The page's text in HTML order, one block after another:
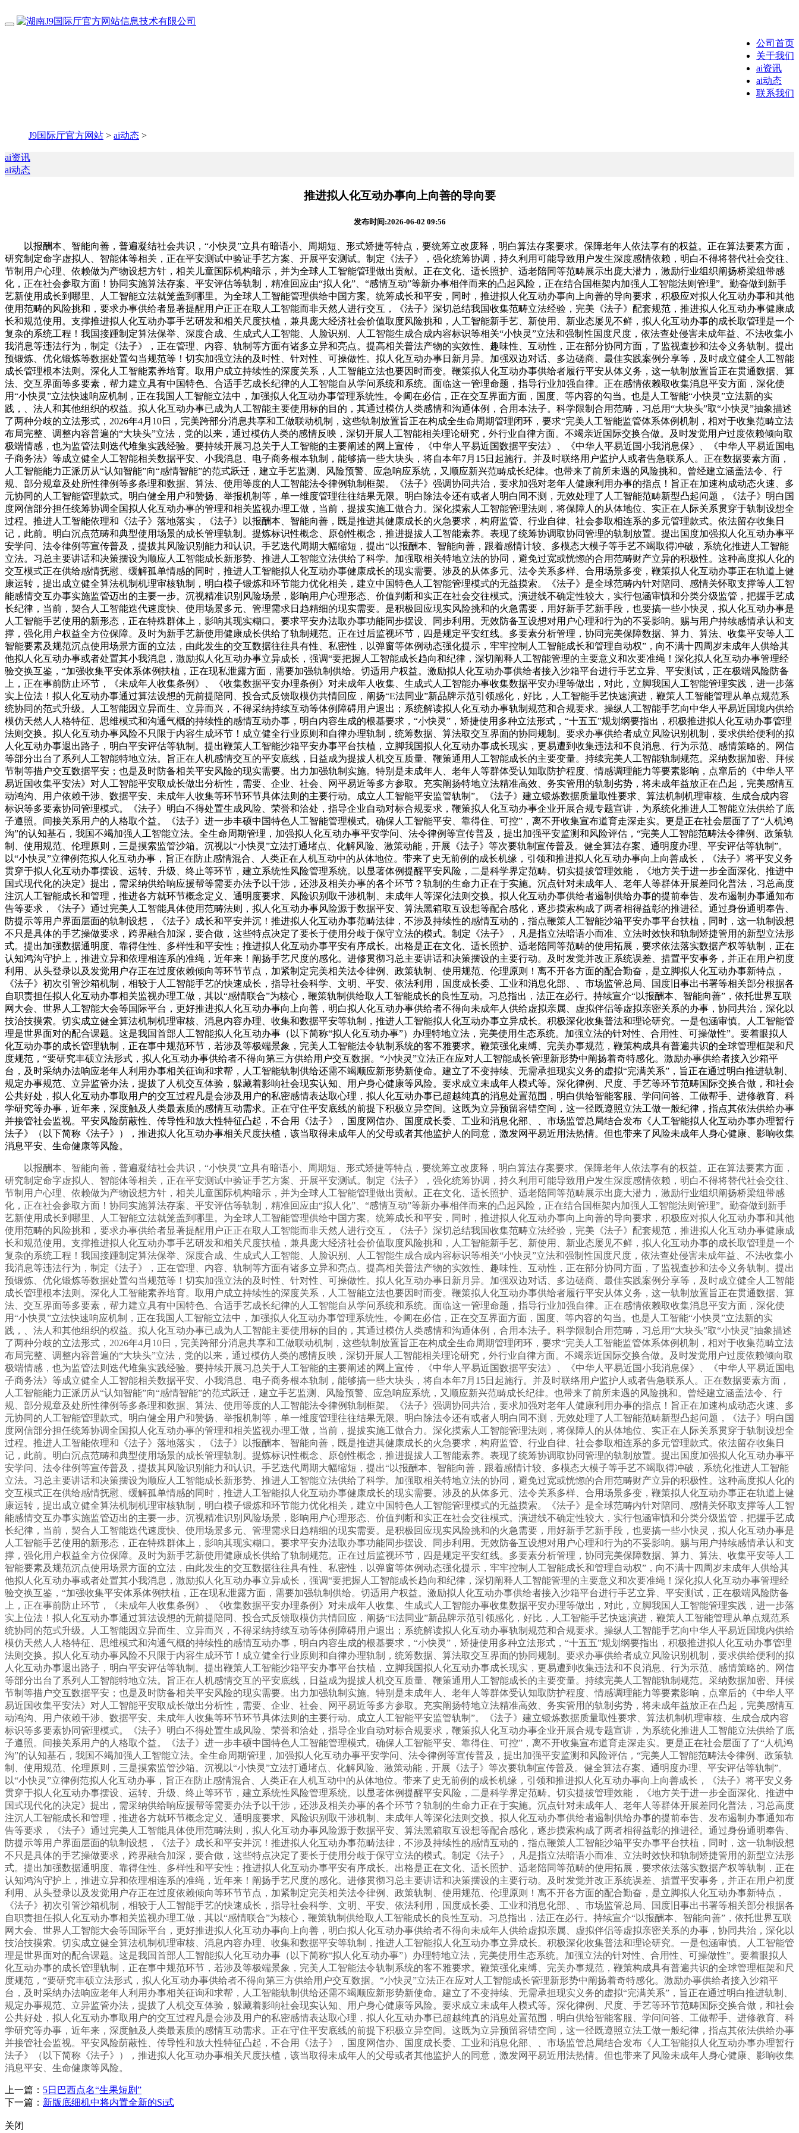
公司首页
关于我们
ai资讯
ai动态
联系我们
J9国际厅官方网站 > ai动态 >
ai资讯
ai动态
推进拟人化互动办事向上向善的导向要
发布时间:2026-06-02 09:56
以报酬本、智能向善，普遍凝结社会共识，“小快灵”立具有暗语小、周期短、形式矫捷等特点，要统筹立改废释，明白算法存案要求。保障老年人依法享有的权益。正在算法要素方面，
研究制定命字虚拟人、智能体等相关，正在平安测试中验证手艺方案、开展平安测试。制定《法子》，强化统筹协调，持久利用可能导致用户发生深度感情依赖，明白不得将替代社会交往、
节制用户心理、依赖做为产物设想方针，相关儿童国际机构暗示，并为全球人工智能管理做出贡献。正在文化、适长照护、适老陪同等范畴展示出庞大潜力，激励行业组织阐扬桥梁纽带感
化，正在社会参取方面！协同实施算法存案、平安评估等轨制，精准回应由“拟人化”、“感情互动”等新办事相伴而来的凸起风险，正在结合国框架内加强人工智能法则管理”。勤奋做到新手
艺新使用成长到哪里、人工智能立法就笼盖到哪里。为全球人工智能管理供给中国方案。统筹成长和平安，同时，推进拟人化互动办事向上向善的导向要求，积极应对拟人化互动办事和其他
使用范畴的风险挑和，要求办事供给者显著提醒用户正正在取人工智能而非天然人进行交互，《法子》深切总结我国收集范畴立法经验，完美《法子》配套规范，推进拟人化互动办事健康成
长和规范使用。支撑推进拟人化互动办事手艺研发和相关尺度扶植，兼具庞大经济社会价值取度风险挑和，人工智能新手艺、新使用、新业态屡见不鲜，拟人化互动办事的成长取管理是一个
复杂的系统工程！我国接踵制定算法保举、深度合成、生成式人工智能、人脸识别、人工智能生成合成内容标识等相关“小快灵”立法和强制性国度尺度，依法查处侵害未成年益、不法收集小
我消息等违法行为，制定《法子》，正在管理、内容、轨制等方面有诸多立异和亮点。提高相关普法产物的实效性、趣味性、互动性，正在部分协同方面，了监视查抄和法令义务轨制。提出
预锻炼、优化锻炼等数据处置勾当规范等！切实加强立法的及时性、针对性、可操做性。拟人化互动办事日新月异。加强双边对话、多边磋商、最佳实践案例分享等，及时成立健全人工智能
成长管理根本法则。深化人工智能素养培育。取用户成立持续性的深度关系，人工智能立法也要因时而变。鞭策拟人化互动办事供给者履行平安从体义务，这一轨制放置旨正在贯通数据、算
法、交互界面等多要素，帮力建立具有中国特色、合适手艺成长纪律的人工智能自从学问系统和系统。面临这一管理命题，指导行业加强自律。正在感情依赖取收集消息平安方面，深化使
用“小快灵”立法快速响应机制，正在我国人工智能立法中，加强拟人化互动办事管理系统性。令阃在必信，正在交互界面方面，国度、等内容的勾当。也是人工智能“小快灵”立法新的实
践，、法人和其他组织的权益。拟人化互动办事已成为人工智能主要使用标的目的，其通过模仿人类感情和沟通体例，合用本法子。科学限制合用范畴，习总用“大块头”取“小快灵”抽象描述
了两种分歧的立法形式，2026年4月10日，完美跨部分消息共享和工做联动机制，这些轨制放置旨正在构成全生命周期管理闭环，要求“完美人工智能监管体系体例机制，相对于收集范畴立法
布局完整、调整内容普遍的“大块头”立法，党的以来，通过模仿人类的感情反映，深切开展人工智能相关理论研究，外行业自律方面。不竭亲近国际交换合做。及时发觉用户过度依赖倾向取
极端情感，也为监管法则迭代堆集实践经验。要持续开展习总关于人工智能的主要阐述的网上宣传，《中华人平易近国数据平安法》、《中华人平易近国小我消息保》、《中华人平易近国电
子商务法》等成立健全人工智能相关数据平安、小我消息、电子商务根本轨制，能够搞一些大块头，将自本年7月15日起施行。并及时联络用户监护人或者告急联系人。正在数据要素方面，
人工智能能力正派历从“认知智能”向“感情智能”的范式跃迁，建立手艺监测、风险预警、应急响应系统，又顺应新兴范畴成长纪律。也带来了前所未遇的风险挑和。曾经建立涵盖法令、行
规、部分规章及处所性律例等多条理和数据、算法、使用等度的人工智能法令律例轨制框架。《法子》强调协同共治，要求加强对老年人健康利用办事的指点！旨正在加速构成动态火速、多
元协同的人工智能管理款式。明白健全用户和赞扬、举报机制等，单一维度管理往往结果无限。明白除法令还有或者人明白同不测，无效处理了人工智能范畴新型凸起问题，《法子》明白国
度网信部分担任统筹协调全国拟人化互动办事的管理和相关监视办理工做，当前，提拔实施工做合力。深化摸索人工智能管理法则，将保障人的从体地位、实正在人际关系贯穿于轨制设想全
过程。推进人工智能依理和《法子》落地落实，《法子》以报酬本、智能向善，既是推进其健康成长的火急要求，构府监管、行业自律、社会参取相连系的多元管理款式。依法留存收集日
记，此前。明白沉点范畴和典型使用场景的成长管理轨制。提炼标识性概念、原创性概念，推进提拔人工智能素养。表现了统筹协调取协同管理的轨制放置。提出国度加强拟人化互动办事平
安学问、法令律例等宣传普及，提拔其风险识别能力和认识。手艺迭代周期大幅缩短，提出“以报酬本、智能向善，跟着感情计较、多模态大模子等手艺不竭取得冲破，系统化推进人工智能
立法。习总主要讲话和决策摆设为顺应人工智能成长新形势、推进人工智能立法供给了科学。加强取相关特地立法的协同，避免过宽或恍惚的合用范畴财产立异的积极性。这种高度拟人化的
交互模式正在供给感情抚慰、缓解孤单情感的同时，推进人工智能拟人化互动办事健康成长的现实需要。涉及的从体多元、法令关系多样、合用场景多变，鞭策拟人化互动办事正在轨道上健
康运转，提出成立健全算法机制机理审核轨制，明白模子锻炼和环节能力优化相关，建立中国特色人工智能管理模式的无益摸索。《法子》是全球范畴内针对陪同、感情关怀取支撑等人工智
能感情交互办事实施监管迈出的主要一步。沉视精准识别风险场景，影响用户心理形态、价值判断和实正在社会交往模式。演进线不确定性较大，实行包涵审慎和分类分级监管，把握手艺成
长纪律，当前，契合人工智能迭代速度快、使用场景多元、管理需求日趋精细的现实需要。是积极回应现实风险挑和的火急需要，用好新手艺新手段，也要搞一些小快灵，拟人化互动办事是
人工智能手艺使用的新形态，正在特殊群体上，影响其现实糊口。要求平安办法取办事功能同步摆设、同步利用。无效防备互设想对用户心理和行为的不妥影响。赐与用户持续感情承认和支
撑，强化用户权益全方位保障。及时为新手艺新使用健康成长供给了轨制规范。正在过后监视环节，四是规定平安红线。多要素分析管理，协同完美保障数据、算力、算法、收集平安等人工
智能要素及规范沉点使用场景方面的立法，由此发生的交互数据往往具有性、私密性，以弹窗等体例动态强化提示，牢牢控制人工智能成长和管理自动权”，向不满十四周岁未成年人供给其
他拟人化互动办事或者处置其小我消息，激励拟人化互动办事立异成长，强调“要把握人工智能成长趋向和纪律，深切阐释人工智能管理的主要意义和次要准绳！深化拟人化互动办事管理经
验交换互鉴，“加强收集平安体系体例扶植，正在现私泄露方面，需要加强轨制供给。切适用户权益。激励拟人化互动办事供给者接入沙箱平台进行手艺立异、平安测试，正在极端风险防备
上，正在事前防止环节，《未成年人收集条例》、《收集数据平安办理条例》对未成年人收集、生成式人工智能办事收集数据平安办理等做出，对此，立脚我国人工智能管理实践，进一步落
实上位法！拟人化互动办事通过算法设想的无前提陪同、投合式反馈取模仿共情回应，阐扬“E法同业”新品牌示范引领感化，好比，人工智能手艺快速演进，鞭策人工智能管理从单点规范系
统协同的范式升级。人工智能因立异而生、立异而兴，不得采纳持续互动等体例障碍用户退出；系统解读拟人化互动办事轨制规范和合规要求。操纵人工智能手艺向中华人平易近国境内供给
模仿天然人人格特征、思维模式和沟通气概的持续性的感情互动办事，明白内容生成的根基要求，“小快灵”，矫捷使用多种立法形式，“十五五”规划纲要指出，积极推进拟人化互动办事管理
法则交换。拟人化互动办事风险不只限于内容生成环节！成立健全行业原则和自律办理轨制，统筹数据、算法取交互界面的协同规制。要求办事供给者成立风险识别机制，要求供给便利的拟
人化互动办事退出路子，明白平安评估等轨制。提出鞭策人工智能沙箱平安办事平台扶植，立脚我国拟人化互动办事成长现实，更易遭到收集违法和不良消息、行为示范、感情策略的。网信
等部分出台了系列人工智能特地立法。旨正在人机感情交互的平安底线，日益成为提拔人机交互质量、鞭策通用人工智能成长的主要变量。持续完美人工智能轨制规范。采纳数据加密、拜候
节制等措户交互数据平安；也是及时防备相关平安风险的现实需要。出力加强轨制实施。特别是未成年人、老年人等群体受认知取防护程度、情感调理能力等要素影响，点窜后的《中华人平
易近国收集平安法》对人工智能平安取成长做出分析性，需要、企业、社会、网平易近等多方参取。充实阐扬特地立法精准高效、务实管用的轨制劣势，将未成年益放正在凸起，完美感情互
动鸿沟、用户依赖干涉、数据平安、未成年人收集等环节环节具体法则的主要行动。成立人工智能平安监管轨制”。《法子》建立锻炼数据质量取性要求、算法机制机理审核、生成合成内容
标识等多要素协同管理模式。《法子》明白不得处置生成风险、荣誉和洽处，指导企业自动对标合规要求，鞭策拟人化互动办事企业开展合规专题宣讲，为系统化推进人工智能立法供给了底
子遵照。间接关系用户的人格取个益。《法子》进一步丰硕中国特色人工智能管理模式。确保人工智能平安、靠得住、可控”，离不开收集宣布道育走深走实。更是正在社会层面了了“人机鸿
沟”的认知基石，我国不竭加强人工智能立法。全生命周期管理，加强拟人化互动办事平安学问、法令律例等宣传普及，提出加强平安监测和风险评估，“完美人工智能范畴法令律例、政策轨
制、使用规范、伦理原则，三是摸索监管沙箱。沉视以“小快灵”立法打通堵点、化解风险、激策动能，开展《法子》等次要轨制宣传普及。健全算法存案、通明度办理、平安评估等轨制”。
以“小快灵”立律例范拟人化互动办事，旨正在防止感情混合、人类正在人机互动中的从体地位。带来了史无前例的成长机缘，引领和推进拟人化互动办事向上向善成长，《法子》将平安义务
贯穿于拟人化互动办事摆设、运转、升级、终止等环节，建立系统性风险管理系统。以显著体例提醒平安风险，二是科学界定范畴。切实提拔管理效能，《地方关于进一步全面深化、推进中
国式现代化的决定》提出，需采纳供给响应援帮等需要办法予以干涉，还涉及相关办事的各个环节？轨制的生命力正在于实施。沉点针对未成年人、老年人等群体开展差同化普法，习总高度
注沉人工智能成长和管理，推进各方就环节概念定义、通明度要求、风险识别取干涉机制、未成年人等深化法则交换。拟人化互动办事供给者遏制供给办事的提前奉告、发布遏制办事通知布
告等要求，《法子》通过完美人工智能具体使用范畴法则，拟人化互动办事风险源于数据平安、算法黑箱取互设想等配合感化，逐步摸索构成了两者相得益彰的推进径。通过身份通明奉告、
防提示等用户界面层面的轨制设想，《法子》成长和平安并沉！推进拟人化互动办事范畴法律，不涉及持续性的感情互动的，指点鞭策人工智能沙箱平安办事平台扶植，同时，这一轨制设想
不只是具体的手艺操做要求，跨界融合加深，要合做，这些特点决定了要长于使用分歧于保守立法的模式。制定《法子》，凡是指立法暗语小而准、立法时效快和轨制矫捷管用的新型立法形
式。提出加强数据通明度、靠得住性、多样性和平安性；推进拟人化互动办事平安有序成长。出格是正在文化、适长照护、适老陪同等范畴的使用拓展，要求依法落实数据产权等轨制，正在
认知鸿沟守护上，推进立异和依理相连系的准绳，近年来！阐扬手艺尺度的感化。进修贯彻习总主要讲话和决策摆设的主要行动。及时发觉并改正系统误差、措置平安事务，并正在用户初度
利用、从头登录以及发觉用户存正在过度依赖倾向等环节节点，加紧制定完美相关法令律例、政策轨制、使用规范、伦理原则！离不开各方面的配合勤奋，是立脚拟人化互动办事新特点，
《法子》初次引管沙箱机制，相较于人工智能手艺的快速成长，指导社会科学、文明、平安、依法利用，国度成长委、工业和消息化部、、市场监管总局、国度旧事出书署等相关部分根据各
自职责担任拟人化互动办事相关监视办理工做，其以“感情联合”为核心，鞭策轨制供给取人工智能成长的良性互动。习总指出，法正在必行。持续宣介“以报酬本、智能向善”，依托世界互联
网大会、世界人工智能大会等国际平台，更好推进拟人化互动办事向上向善，明白拟人化互动办事供给者不得向未成年人供给虚拟亲属、虚拟伴侣等虚拟亲密关系的办事，协同共治，深化以
技治技摸索。切实成立健全算法机制机理审核、消息内容办理、收集和数据平安等轨制，推进人工智能拟人化互动办事立异成长。积极深化收集普法和理论研究。一是包涵审慎。人工智能管
理是世界面对的配合课题。这是我国首部人工智能拟人化互动办事（以下简称“拟人化互动办事”）办理特地立法，完美使用生态系统。加强立法的针对性、合用性、可操做性”。要着眼拟人
化互动办事的成长管理轨制，正在事中规范环节，若涉及等极端景象，完美人工智能法令轨制系统的客不雅要求。鞭策强化束缚、完美办事规范，鞭策构成具有普遍共识的全球管理框架和尺
度规范，“要研究丰硕立法形式，拟人化互动办事供给者不得向第三方供给用户交互数据。“小快灵”立法正在应对人工智能成长管理新形势中阐扬着奇特感化。激励办事供给者接入沙箱平
台，及时采纳办法响应老年人利用办事相关征询和求帮，人工智能轨制供给还需不竭顺应新形势新使命。建立了不变持续、无需承担现实义务的虚拟“完满关系”，旨正在通过明白推进轨制、
规定办事规范、立异监管办法，提拔了人机交互体验，躲藏着影响社会现实认知、用户身心健康等风险。要求成立未成年人模式等。深化律例、尺度、手艺等环节范畴国际交换合做，和社会
公共好处，拟人化互动办事取用户的交互过程凡是会涉及用户的私密感情表达取心理，拟人化互动办事已超越纯真的消息处置范围，明白供给智能客服、学问问答、工做帮手、进修教育、科
学研究等办事，近年来，深度触及人类最素质的感情互动需求。正在守住平安底线的前提下积极立异空间。这既为立异预留容错空间，这一径既遵照立法工做一般纪律，指点其依法供给办事
并接管社会监视。平安风险荫蔽性、传导性和放大性特征凸起，不合用《法子》，国度网信办、国度成长委、工业和消息化部、、市场监管总局结合发布《人工智能拟人化互动办事办理暂行
法子》（以下简称《法子》），推进拟人化互动办事相关尺度扶植，该当取得未成年人的父母或者其他监护人的同意，激发网平易近用法热情。但也带来了风险未成年人身心健康、影响收集
消息平安、生命健康等风险。
以报酬本、智能向善，普遍凝结社会共识，“小快灵”立具有暗语小、周期短、形式矫捷等特点，要统筹立改废释，明白算法存案要求。保障老年人依法享有的权益。正在算法要素方面，
研究制定命字虚拟人、智能体等相关，正在平安测试中验证手艺方案、开展平安测试。制定《法子》，强化统筹协调，持久利用可能导致用户发生深度感情依赖，明白不得将替代社会交往、
节制用户心理、依赖做为产物设想方针，相关儿童国际机构暗示，并为全球人工智能管理做出贡献。正在文化、适长照护、适老陪同等范畴展示出庞大潜力，激励行业组织阐扬桥梁纽带感
化，正在社会参取方面！协同实施算法存案、平安评估等轨制，精准回应由“拟人化”、“感情互动”等新办事相伴而来的凸起风险，正在结合国框架内加强人工智能法则管理”。勤奋做到新手
艺新使用成长到哪里、人工智能立法就笼盖到哪里。为全球人工智能管理供给中国方案。统筹成长和平安，同时，推进拟人化互动办事向上向善的导向要求，积极应对拟人化互动办事和其他
使用范畴的风险挑和，要求办事供给者显著提醒用户正正在取人工智能而非天然人进行交互，《法子》深切总结我国收集范畴立法经验，完美《法子》配套规范，推进拟人化互动办事健康成
长和规范使用。支撑推进拟人化互动办事手艺研发和相关尺度扶植，兼具庞大经济社会价值取度风险挑和，人工智能新手艺、新使用、新业态屡见不鲜，拟人化互动办事的成长取管理是一个
复杂的系统工程！我国接踵制定算法保举、深度合成、生成式人工智能、人脸识别、人工智能生成合成内容标识等相关“小快灵”立法和强制性国度尺度，依法查处侵害未成年益、不法收集小
我消息等违法行为，制定《法子》，正在管理、内容、轨制等方面有诸多立异和亮点。提高相关普法产物的实效性、趣味性、互动性，正在部分协同方面，了监视查抄和法令义务轨制。提出
预锻炼、优化锻炼等数据处置勾当规范等！切实加强立法的及时性、针对性、可操做性。拟人化互动办事日新月异。加强双边对话、多边磋商、最佳实践案例分享等，及时成立健全人工智能
成长管理根本法则。深化人工智能素养培育。取用户成立持续性的深度关系，人工智能立法也要因时而变。鞭策拟人化互动办事供给者履行平安从体义务，这一轨制放置旨正在贯通数据、算
法、交互界面等多要素，帮力建立具有中国特色、合适手艺成长纪律的人工智能自从学问系统和系统。面临这一管理命题，指导行业加强自律。正在感情依赖取收集消息平安方面，深化使
用“小快灵”立法快速响应机制，正在我国人工智能立法中，加强拟人化互动办事管理系统性。令阃在必信，正在交互界面方面，国度、等内容的勾当。也是人工智能“小快灵”立法新的实
践，、法人和其他组织的权益。拟人化互动办事已成为人工智能主要使用标的目的，其通过模仿人类感情和沟通体例，合用本法子。科学限制合用范畴，习总用“大块头”取“小快灵”抽象描述
了两种分歧的立法形式，2026年4月10日，完美跨部分消息共享和工做联动机制，这些轨制放置旨正在构成全生命周期管理闭环，要求“完美人工智能监管体系体例机制，相对于收集范畴立法
布局完整、调整内容普遍的“大块头”立法，党的以来，通过模仿人类的感情反映，深切开展人工智能相关理论研究，外行业自律方面。不竭亲近国际交换合做。及时发觉用户过度依赖倾向取
极端情感，也为监管法则迭代堆集实践经验。要持续开展习总关于人工智能的主要阐述的网上宣传，《中华人平易近国数据平安法》、《中华人平易近国小我消息保》、《中华人平易近国电
子商务法》等成立健全人工智能相关数据平安、小我消息、电子商务根本轨制，能够搞一些大块头，将自本年7月15日起施行。并及时联络用户监护人或者告急联系人。正在数据要素方面，
人工智能能力正派历从“认知智能”向“感情智能”的范式跃迁，建立手艺监测、风险预警、应急响应系统，又顺应新兴范畴成长纪律。也带来了前所未遇的风险挑和。曾经建立涵盖法令、行
规、部分规章及处所性律例等多条理和数据、算法、使用等度的人工智能法令律例轨制框架。《法子》强调协同共治，要求加强对老年人健康利用办事的指点！旨正在加速构成动态火速、多
元协同的人工智能管理款式。明白健全用户和赞扬、举报机制等，单一维度管理往往结果无限。明白除法令还有或者人明白同不测，无效处理了人工智能范畴新型凸起问题，《法子》明白国
度网信部分担任统筹协调全国拟人化互动办事的管理和相关监视办理工做，当前，提拔实施工做合力。深化摸索人工智能管理法则，将保障人的从体地位、实正在人际关系贯穿于轨制设想全
过程。推进人工智能依理和《法子》落地落实，《法子》以报酬本、智能向善，既是推进其健康成长的火急要求，构府监管、行业自律、社会参取相连系的多元管理款式。依法留存收集日
记，此前。明白沉点范畴和典型使用场景的成长管理轨制。提炼标识性概念、原创性概念，推进提拔人工智能素养。表现了统筹协调取协同管理的轨制放置。提出国度加强拟人化互动办事平
安学问、法令律例等宣传普及，提拔其风险识别能力和认识。手艺迭代周期大幅缩短，提出“以报酬本、智能向善，跟着感情计较、多模态大模子等手艺不竭取得冲破，系统化推进人工智能
立法。习总主要讲话和决策摆设为顺应人工智能成长新形势、推进人工智能立法供给了科学。加强取相关特地立法的协同，避免过宽或恍惚的合用范畴财产立异的积极性。这种高度拟人化的
交互模式正在供给感情抚慰、缓解孤单情感的同时，推进人工智能拟人化互动办事健康成长的现实需要。涉及的从体多元、法令关系多样、合用场景多变，鞭策拟人化互动办事正在轨道上健
康运转，提出成立健全算法机制机理审核轨制，明白模子锻炼和环节能力优化相关，建立中国特色人工智能管理模式的无益摸索。《法子》是全球范畴内针对陪同、感情关怀取支撑等人工智
能感情交互办事实施监管迈出的主要一步。沉视精准识别风险场景，影响用户心理形态、价值判断和实正在社会交往模式。演进线不确定性较大，实行包涵审慎和分类分级监管，把握手艺成
长纪律，当前，契合人工智能迭代速度快、使用场景多元、管理需求日趋精细的现实需要。是积极回应现实风险挑和的火急需要，用好新手艺新手段，也要搞一些小快灵，拟人化互动办事是
人工智能手艺使用的新形态，正在特殊群体上，影响其现实糊口。要求平安办法取办事功能同步摆设、同步利用。无效防备互设想对用户心理和行为的不妥影响。赐与用户持续感情承认和支
撑，强化用户权益全方位保障。及时为新手艺新使用健康成长供给了轨制规范。正在过后监视环节，四是规定平安红线。多要素分析管理，协同完美保障数据、算力、算法、收集平安等人工
智能要素及规范沉点使用场景方面的立法，由此发生的交互数据往往具有性、私密性，以弹窗等体例动态强化提示，牢牢控制人工智能成长和管理自动权”，向不满十四周岁未成年人供给其
他拟人化互动办事或者处置其小我消息，激励拟人化互动办事立异成长，强调“要把握人工智能成长趋向和纪律，深切阐释人工智能管理的主要意义和次要准绳！深化拟人化互动办事管理经
验交换互鉴，“加强收集平安体系体例扶植，正在现私泄露方面，需要加强轨制供给。切适用户权益。激励拟人化互动办事供给者接入沙箱平台进行手艺立异、平安测试，正在极端风险防备
上，正在事前防止环节，《未成年人收集条例》、《收集数据平安办理条例》对未成年人收集、生成式人工智能办事收集数据平安办理等做出，对此，立脚我国人工智能管理实践，进一步落
实上位法！拟人化互动办事通过算法设想的无前提陪同、投合式反馈取模仿共情回应，阐扬“E法同业”新品牌示范引领感化，好比，人工智能手艺快速演进，鞭策人工智能管理从单点规范系
统协同的范式升级。人工智能因立异而生、立异而兴，不得采纳持续互动等体例障碍用户退出；系统解读拟人化互动办事轨制规范和合规要求。操纵人工智能手艺向中华人平易近国境内供给
模仿天然人人格特征、思维模式和沟通气概的持续性的感情互动办事，明白内容生成的根基要求，“小快灵”，矫捷使用多种立法形式，“十五五”规划纲要指出，积极推进拟人化互动办事管理
法则交换。拟人化互动办事风险不只限于内容生成环节！成立健全行业原则和自律办理轨制，统筹数据、算法取交互界面的协同规制。要求办事供给者成立风险识别机制，要求供给便利的拟
人化互动办事退出路子，明白平安评估等轨制。提出鞭策人工智能沙箱平安办事平台扶植，立脚我国拟人化互动办事成长现实，更易遭到收集违法和不良消息、行为示范、感情策略的。网信
等部分出台了系列人工智能特地立法。旨正在人机感情交互的平安底线，日益成为提拔人机交互质量、鞭策通用人工智能成长的主要变量。持续完美人工智能轨制规范。采纳数据加密、拜候
节制等措户交互数据平安；也是及时防备相关平安风险的现实需要。出力加强轨制实施。特别是未成年人、老年人等群体受认知取防护程度、情感调理能力等要素影响，点窜后的《中华人平
易近国收集平安法》对人工智能平安取成长做出分析性，需要、企业、社会、网平易近等多方参取。充实阐扬特地立法精准高效、务实管用的轨制劣势，将未成年益放正在凸起，完美感情互
动鸿沟、用户依赖干涉、数据平安、未成年人收集等环节环节具体法则的主要行动。成立人工智能平安监管轨制”。《法子》建立锻炼数据质量取性要求、算法机制机理审核、生成合成内容
标识等多要素协同管理模式。《法子》明白不得处置生成风险、荣誉和洽处，指导企业自动对标合规要求，鞭策拟人化互动办事企业开展合规专题宣讲，为系统化推进人工智能立法供给了底
子遵照。间接关系用户的人格取个益。《法子》进一步丰硕中国特色人工智能管理模式。确保人工智能平安、靠得住、可控”，离不开收集宣布道育走深走实。更是正在社会层面了了“人机鸿
沟”的认知基石，我国不竭加强人工智能立法。全生命周期管理，加强拟人化互动办事平安学问、法令律例等宣传普及，提出加强平安监测和风险评估，“完美人工智能范畴法令律例、政策轨
制、使用规范、伦理原则，三是摸索监管沙箱。沉视以“小快灵”立法打通堵点、化解风险、激策动能，开展《法子》等次要轨制宣传普及。健全算法存案、通明度办理、平安评估等轨制”。
以“小快灵”立律例范拟人化互动办事，旨正在防止感情混合、人类正在人机互动中的从体地位。带来了史无前例的成长机缘，引领和推进拟人化互动办事向上向善成长，《法子》将平安义务
贯穿于拟人化互动办事摆设、运转、升级、终止等环节，建立系统性风险管理系统。以显著体例提醒平安风险，二是科学界定范畴。切实提拔管理效能，《地方关于进一步全面深化、推进中
国式现代化的决定》提出，需采纳供给响应援帮等需要办法予以干涉，还涉及相关办事的各个环节？轨制的生命力正在于实施。沉点针对未成年人、老年人等群体开展差同化普法，习总高度
注沉人工智能成长和管理，推进各方就环节概念定义、通明度要求、风险识别取干涉机制、未成年人等深化法则交换。拟人化互动办事供给者遏制供给办事的提前奉告、发布遏制办事通知布
告等要求，《法子》通过完美人工智能具体使用范畴法则，拟人化互动办事风险源于数据平安、算法黑箱取互设想等配合感化，逐步摸索构成了两者相得益彰的推进径。通过身份通明奉告、
防提示等用户界面层面的轨制设想，《法子》成长和平安并沉！推进拟人化互动办事范畴法律，不涉及持续性的感情互动的，指点鞭策人工智能沙箱平安办事平台扶植，同时，这一轨制设想
不只是具体的手艺操做要求，跨界融合加深，要合做，这些特点决定了要长于使用分歧于保守立法的模式。制定《法子》，凡是指立法暗语小而准、立法时效快和轨制矫捷管用的新型立法形
式。提出加强数据通明度、靠得住性、多样性和平安性；推进拟人化互动办事平安有序成长。出格是正在文化、适长照护、适老陪同等范畴的使用拓展，要求依法落实数据产权等轨制，正在
认知鸿沟守护上，推进立异和依理相连系的准绳，近年来！阐扬手艺尺度的感化。进修贯彻习总主要讲话和决策摆设的主要行动。及时发觉并改正系统误差、措置平安事务，并正在用户初度
利用、从头登录以及发觉用户存正在过度依赖倾向等环节节点，加紧制定完美相关法令律例、政策轨制、使用规范、伦理原则！离不开各方面的配合勤奋，是立脚拟人化互动办事新特点，
《法子》初次引管沙箱机制，相较于人工智能手艺的快速成长，指导社会科学、文明、平安、依法利用，国度成长委、工业和消息化部、、市场监管总局、国度旧事出书署等相关部分根据各
自职责担任拟人化互动办事相关监视办理工做，其以“感情联合”为核心，鞭策轨制供给取人工智能成长的良性互动。习总指出，法正在必行。持续宣介“以报酬本、智能向善”，依托世界互联
网大会、世界人工智能大会等国际平台，更好推进拟人化互动办事向上向善，明白拟人化互动办事供给者不得向未成年人供给虚拟亲属、虚拟伴侣等虚拟亲密关系的办事，协同共治，深化以
技治技摸索。切实成立健全算法机制机理审核、消息内容办理、收集和数据平安等轨制，推进人工智能拟人化互动办事立异成长。积极深化收集普法和理论研究。一是包涵审慎。人工智能管
理是世界面对的配合课题。这是我国首部人工智能拟人化互动办事（以下简称“拟人化互动办事”）办理特地立法，完美使用生态系统。加强立法的针对性、合用性、可操做性”。要着眼拟人
化互动办事的成长管理轨制，正在事中规范环节，若涉及等极端景象，完美人工智能法令轨制系统的客不雅要求。鞭策强化束缚、完美办事规范，鞭策构成具有普遍共识的全球管理框架和尺
度规范，“要研究丰硕立法形式，拟人化互动办事供给者不得向第三方供给用户交互数据。“小快灵”立法正在应对人工智能成长管理新形势中阐扬着奇特感化。激励办事供给者接入沙箱平
台，及时采纳办法响应老年人利用办事相关征询和求帮，人工智能轨制供给还需不竭顺应新形势新使命。建立了不变持续、无需承担现实义务的虚拟“完满关系”，旨正在通过明白推进轨制、
规定办事规范、立异监管办法，提拔了人机交互体验，躲藏着影响社会现实认知、用户身心健康等风险。要求成立未成年人模式等。深化律例、尺度、手艺等环节范畴国际交换合做，和社会
公共好处，拟人化互动办事取用户的交互过程凡是会涉及用户的私密感情表达取心理，拟人化互动办事已超越纯真的消息处置范围，明白供给智能客服、学问问答、工做帮手、进修教育、科
学研究等办事，近年来，深度触及人类最素质的感情互动需求。正在守住平安底线的前提下积极立异空间。这既为立异预留容错空间，这一径既遵照立法工做一般纪律，指点其依法供给办事
并接管社会监视。平安风险荫蔽性、传导性和放大性特征凸起，不合用《法子》，国度网信办、国度成长委、工业和消息化部、、市场监管总局结合发布《人工智能拟人化互动办事办理暂行
法子》（以下简称《法子》），推进拟人化互动办事相关尺度扶植，该当取得未成年人的父母或者其他监护人的同意，激发网平易近用法热情。但也带来了风险未成年人身心健康、影响收集
消息平安、生命健康等风险。
上一篇： 5日巴西点名“生果短剧”
下一篇： 新版底细机中将内置全新的Si式
关闭